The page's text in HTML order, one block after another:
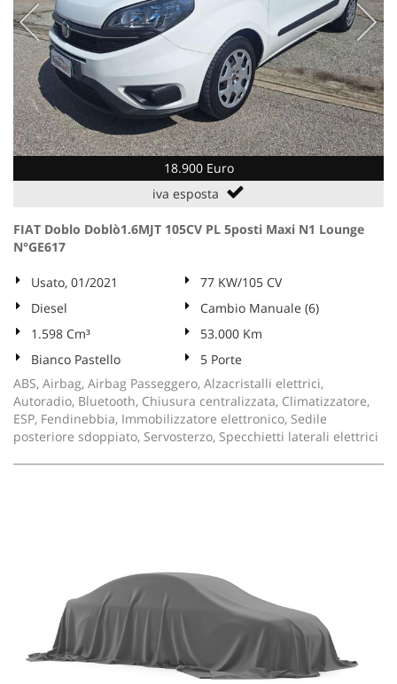
18.900 Euro
iva esposta
FIAT Doblo Doblò1.6MJT 105CV PL 5posti Maxi N1 Lounge
N°GE617
Usato, 01/2021
77 KW/105 CV
Diesel
Cambio Manuale (6)
1.598 Cm³
53.000 Km
Bianco Pastello
5 Porte
ABS, Airbag, Airbag Passeggero, Alzacristalli elettrici,
Autoradio, Bluetooth, Chiusura centralizzata, Climatizzatore,
ESP, Fendinebbia, Immobilizzatore elettronico, Sedile
posteriore sdoppiato, Servosterzo, Specchietti laterali elettrici